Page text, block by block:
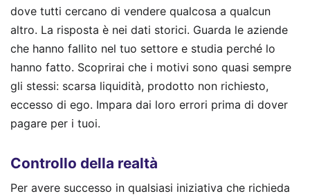
dove tutti cercano di vendere qualcosa a qualcun
altro. La risposta è nei dati storici. Guarda le aziende
che hanno fallito nel tuo settore e studia perché lo
hanno fatto. Scoprirai che i motivi sono quasi sempre
gli stessi: scarsa liquidità, prodotto non richiesto,
eccesso di ego. Impara dai loro errori prima di dover
pagare per i tuoi.
Controllo della realtà
Per avere successo in qualsiasi iniziativa che richieda